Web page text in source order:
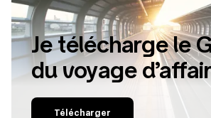
Je télécharge le
du voyage
Télécharger